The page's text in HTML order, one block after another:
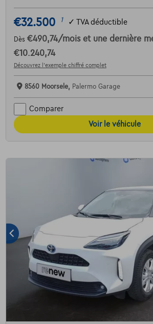
€32.500 1 ✓ TVA déductible
Dès €490,74/mois et une dernière
€10.240,74
Découvrez l’exemple chiffré complet
8560 Moorsele, Palermo Garage
Comparer
Voir le véhicule